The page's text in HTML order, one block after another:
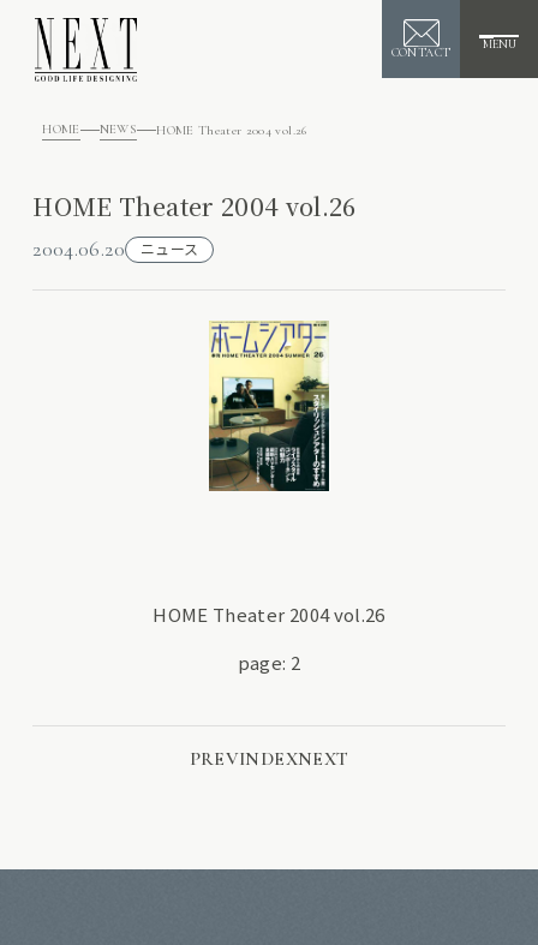
CONTACT
MENU
HOME NEWS HOME Theater 2004 vol.26
HOME Theater 2004 vol.26
2004.06.20 ニュース
HOME Theater 2004 vol.26
page: 2
PREVINDEXNEXT